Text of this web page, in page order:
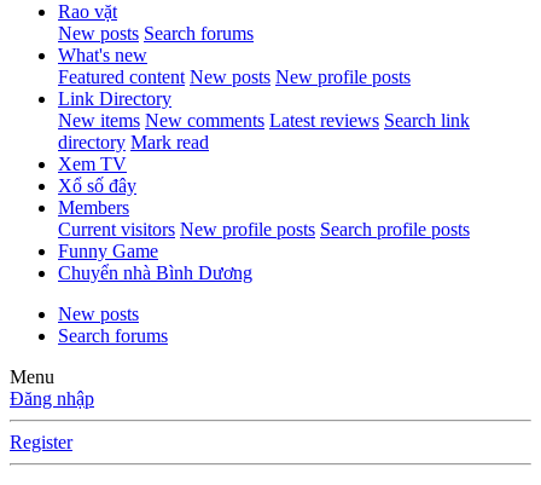
Rao vặt
New posts Search forums
What's new
Featured content New posts New profile posts
Link Directory
New items New comments Latest reviews Search link
directory Mark read
Xem TV
Xổ số đây
Members
Current visitors New profile posts Search profile posts
Funny Game
Chuyển nhà Bình Dương
New posts
Search forums
Menu
Đăng nhập
Register